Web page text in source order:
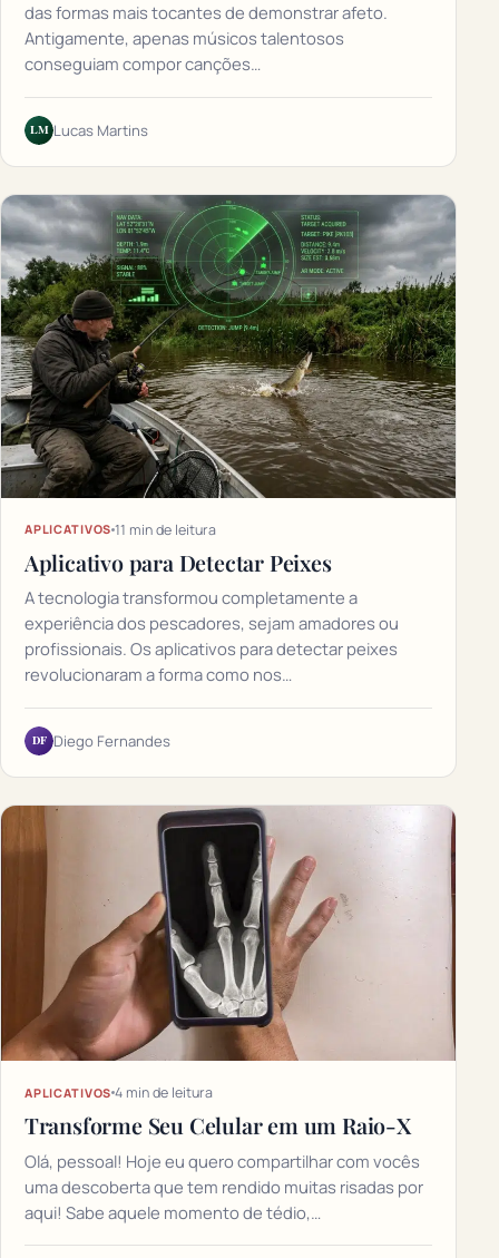
das formas mais tocantes de demonstrar afeto.
Antigamente, apenas músicos talentosos
conseguiam compor canções…
LM Lucas Martins
APLICATIVOS 11 min de leitura
Aplicativo para Detectar Peixes
A tecnologia transformou completamente a
experiência dos pescadores, sejam amadores ou
profissionais. Os aplicativos para detectar peixes
revolucionaram a forma como nos…
DF Diego Fernandes
APLICATIVOS 4 min de leitura
Transforme Seu Celular em um Raio-X
Olá, pessoal! Hoje eu quero compartilhar com vocês
uma descoberta que tem rendido muitas risadas por
aqui! Sabe aquele momento de tédio,…